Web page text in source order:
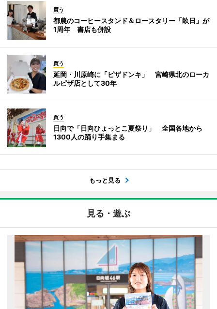
買う
都農のコーヒースタンド＆ロースタリー「畝日」が
1周年 書店も併設
買う
延岡・川原崎に「ピザドンキ」 宮崎県北のローカ
ルピザ店として30年
買う
日向で「日向ひょっとこ夏祭り」 全国各地から
1300人の踊り手集まる
もっと見る
見る・遊ぶ